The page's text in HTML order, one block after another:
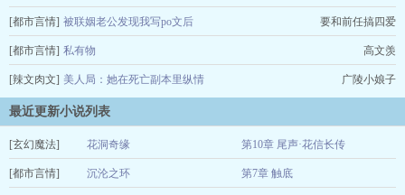
[都市言情] 被联姻老公发现我写po文后 要和前任搞四爱
[都市言情] 私有物 高文羡
[辣文肉文] 美人局：她在死亡副本里纵情 广陵小娘子
最近更新小说列表
[玄幻魔法] 花洞奇缘 第10章 尾声·花信长传
猫九大大
[都市言情] 沉沦之环 第7章 触底